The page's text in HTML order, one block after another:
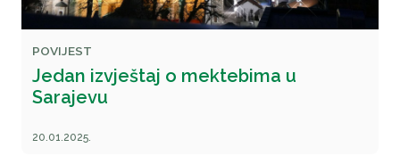
POVIJEST
Jedan izvještaj o mektebima u
Sarajevu
20.01.2025.